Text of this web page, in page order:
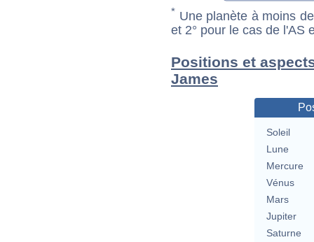
* Une planète à moins
et 2° pour le cas de l'AS
Positions et
James
Soleil
Lune
Mercure
Vénus
Mars
Jupiter
Saturne